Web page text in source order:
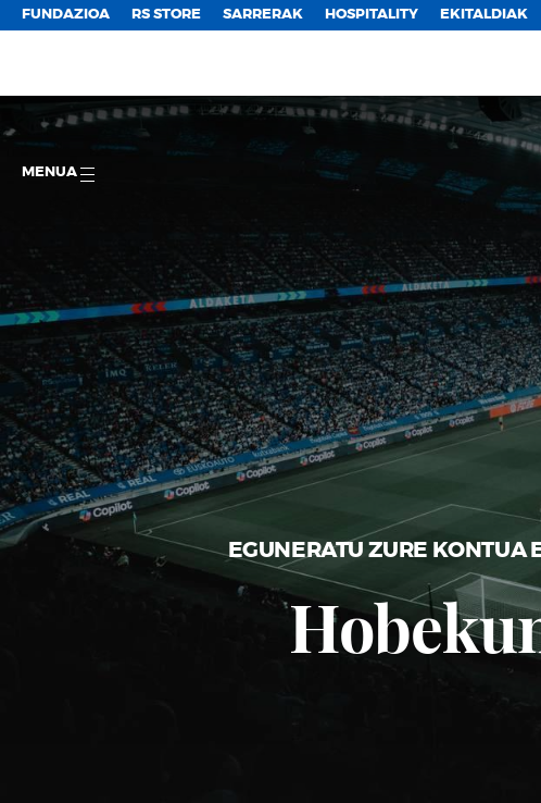
FUNDAZIOA RS STORE SARRERAK HOSPITALITY EKITALDIAK
MENUA
EGUNERATU ZURE KONTUA